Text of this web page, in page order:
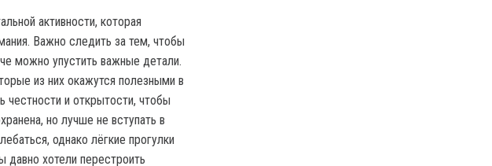
активности, которая
Важно следить за тем, чтобы
можно упустить важные детали.
из них окажутся полезными в
и открытости, чтобы
но лучше не вступать в
однако лёгкие прогулки
давно хотели перестроить